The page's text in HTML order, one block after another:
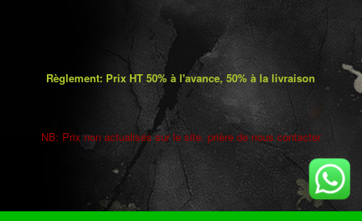
Règlement: Prix HT 50% à l'avance, 50% à la livraison
NB: Prix non actualisés sur le site. prière de nous contacter
5